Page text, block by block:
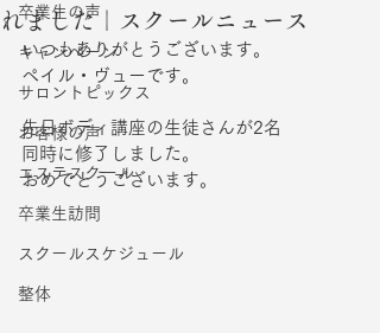
卒業生の声
キャンペーン
サロントピックス
お客様の声
エステスクール
卒業生訪問
スクールスケジュール
整体
れました｜スクールニュース
いつもありがとうございます。
ペイル・ヴューです。
先日ボディ講座の生徒さんが2名
同時に修了しました。
おめでとうございます。